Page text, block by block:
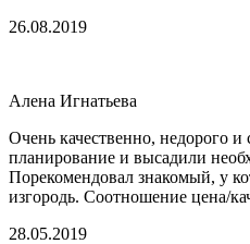
26.08.2019
Алена Игнатьева
Очень качественно, недорого и
планирование и высадили
Порекомендовал знакомый, у
изгородь. Соотношение цена/
28.05.2019